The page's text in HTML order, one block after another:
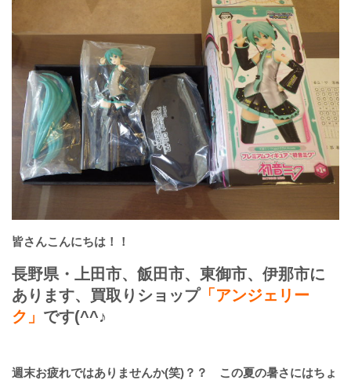
皆さんこんにちは！！
長野県・上田市、飯田市、東御市、伊那市に
あります、買取りショップ「アンジェリー
ク」 です(^^♪
週末お疲れではありませんか(笑)？？ この夏の暑さにはちょ